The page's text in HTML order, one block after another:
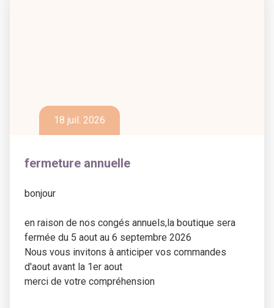
18 juil. 2026
fermeture annuelle
bonjour
en raison de nos congés annuels,la boutique sera
fermée du 5 aout au 6 septembre 2026
Nous vous invitons à anticiper vos commandes
d'aout avant la 1er aout
merci de votre compréhension